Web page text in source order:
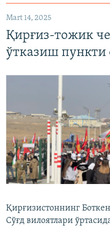
Mart 14, 2025
Қирғиз-тожик
ўтказиш пункти
Қирғизистоннинг
Сўғд вилоятлари